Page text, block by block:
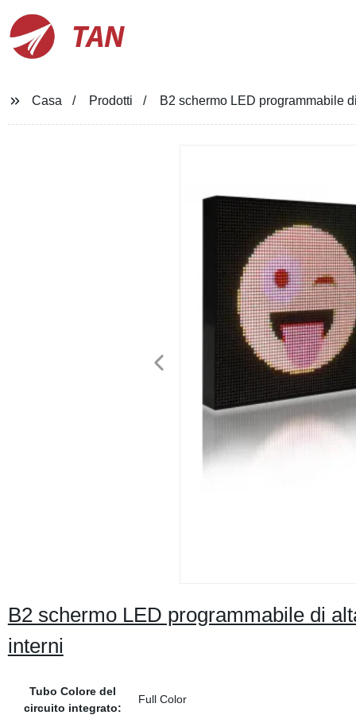
TAN
Casa Prodotti B2 schermo LED programmabile
B2 schermo LED programmabile di
interni
Tubo Colore del
circuito integrato:
Full Color